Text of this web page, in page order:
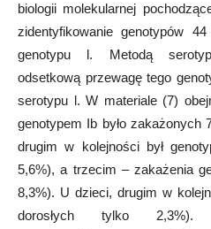
biologii molekularnej
zidentyfikowanie genotypów
genotypu l. Metodą
odsetkową przewagę tego
serotypu l. W materiale (7)
genotypem Ib było zakażonych
drugim w kolejności był
5,6%), a trzecim – zakażenia
8,3%). U dzieci, drugim w
dorosłych tylko 2,3%).